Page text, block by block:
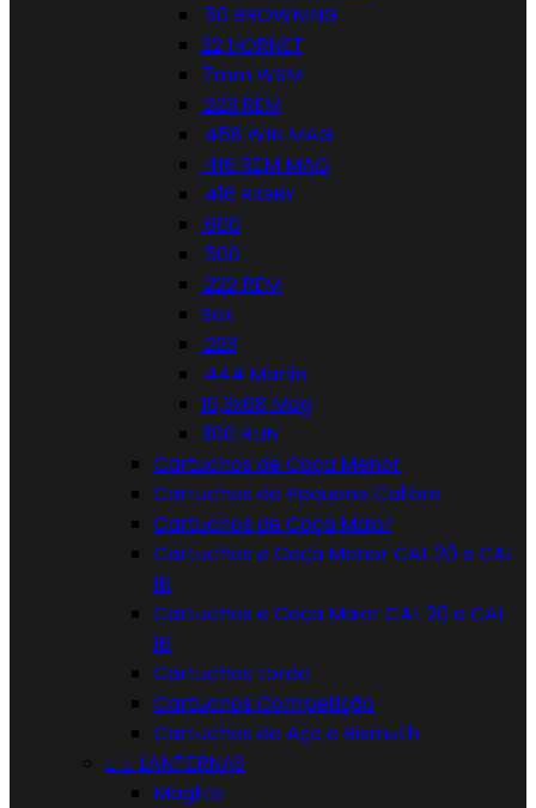
.50 BROWNING
22 HORNET
7mm WSM
.223 REM
.458 WIN MAG
.416 REM MAG
.416 RIGBY
.600
.500
.222 REM
Sax
.223
.444 Marlin
10,3x68 Mag
300 RUN
Cartuchos de Caça Menor
Cartuchos de Pequeno Calibre
Cartuchos de Caça Maior
Cartuchos e Caça Menor CAL 20 e CAL
16
Cartuchos e Caça Maior CAL 20 e CAL
16
Cartuchos tordo
Cartuchos Competição
Cartuchos de Aço e Bismuth
  LANTERNAS
Maglite